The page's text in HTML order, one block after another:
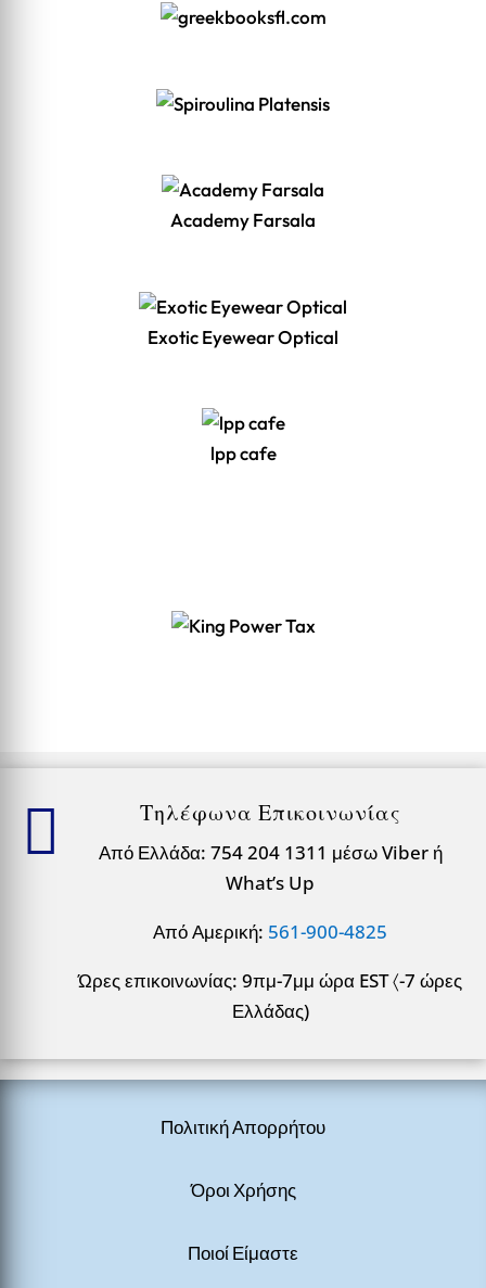
Academy Farsala
Exotic Eyewear Optical
lpp cafe
 Τηλέφωνα Επικοινωνίας
Από Ελλάδα: 754 204 1311 μέσω Viber ή
What’s Up
Από Αμερική: 561-900-4825
Ώρες επικοινωνίας: 9πμ-7μμ ώρα EST 〈-7 ώρες
Ελλάδας)
Πολιτική Απορρήτου
Όροι Χρήσης
Ποιοί Είμαστε